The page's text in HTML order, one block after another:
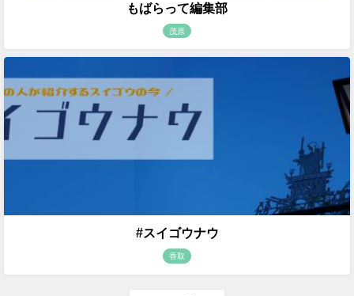
もばらって編集部
茂原
#スイゴウナウ
香取